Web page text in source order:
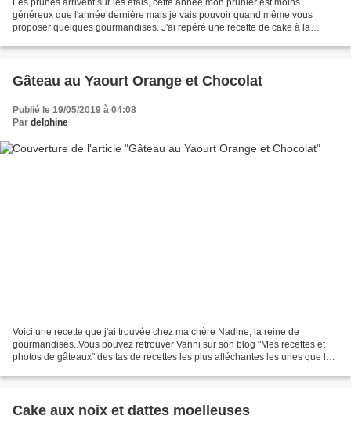
généreux que l'année dernière mais je vais pouvoir quand même vous
proposer quelques gourmandises. J'ai repéré une recette de cake à la
Gâteau au Yaourt Orange et Chocolat
Publié le 19/05/2019 à 04:08
Par delphine
Voici une recette que j'ai trouvée chez ma chère Nadine, la reine de
gourmandises..Vous pouvez retrouver Vanni sur son blog "Mes recettes et
photos de gâteaux" des tas de recettes les plus alléchantes les unes que les
Cake aux noix et dattes moelleuses